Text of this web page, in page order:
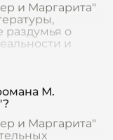
и Маргарита"
о
и
М.
и Маргарита"